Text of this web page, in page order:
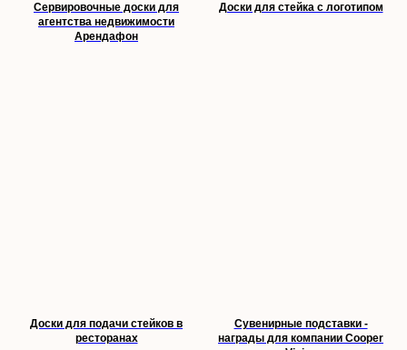
Сервировочные доски для
агентства недвижимости
Арендафон
Доски для стейка с логотипом
Доски для подачи стейков в
ресторанах
Сувенирные подставки -
награды для компании Cooper